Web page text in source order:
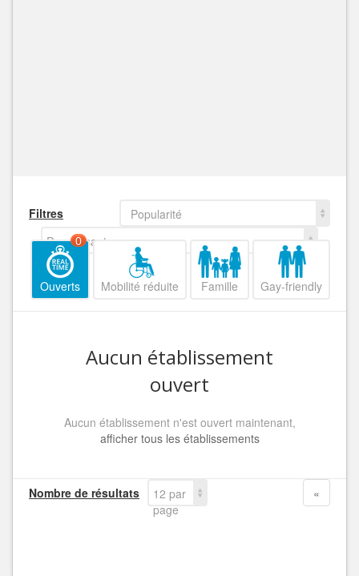
Filtres
Popularité
Decroissant
Ouverts
0
Mobilité réduite Famille Gay-friendly
Aucun établissement
ouvert
Aucun établissement n'est ouvert maintenant,
afficher tous les établissements
Nombre de résultats
12 par
page
«